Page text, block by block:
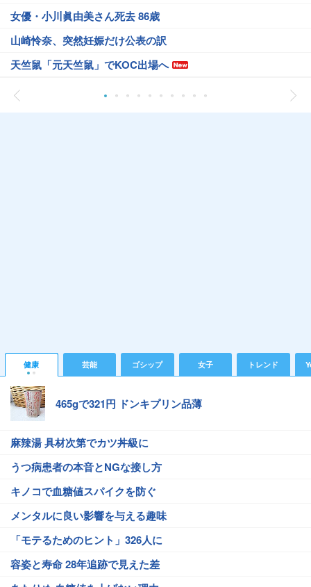
女優・小川眞由美さん死去 86歳
山崎怜奈、突然妊娠だけ公表の訳
天竺鼠「元天竺鼠」でKOC出場へ
健康 芸能 ゴシップ 女子 トレンド
465gで321円 ドンキプリン品薄
麻辣湯 具材次第でカツ丼級に
うつ病患者の本音とNGな接し方
キノコで血糖値スパイクを防ぐ
メンタルに良い影響を与える趣味
「モテるためのヒント」326人に
容姿と寿命 28年追跡で見えた差